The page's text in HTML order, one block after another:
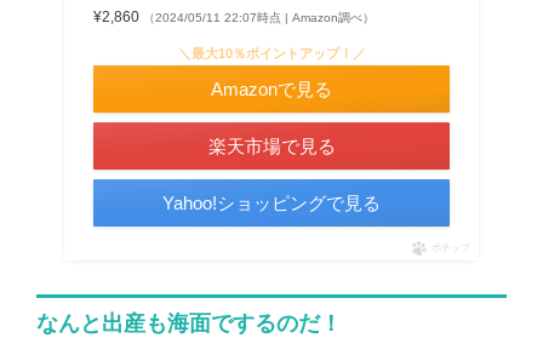
¥2,860
（2024/05/11 22:07時点 | Amazon調べ）
＼最大10％ポイントアップ！／
Amazonで見る
楽天市場で見る
Yahoo!ショッピングで見る
ポチップ
なんと出産も海面でするのだ！